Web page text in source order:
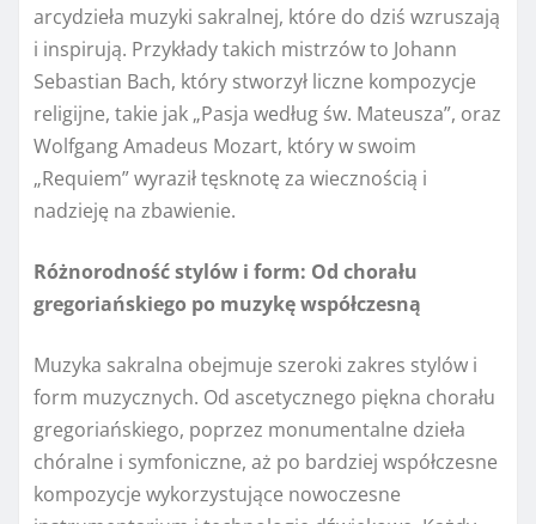
arcydzieła muzyki sakralnej, które do dziś wzruszają
i inspirują. Przykłady takich mistrzów to Johann
Sebastian Bach, który stworzył liczne kompozycje
religijne, takie jak „Pasja według św. Mateusza”, oraz
Wolfgang Amadeus Mozart, który w swoim
„Requiem” wyraził tęsknotę za wiecznością i
nadzieję na zbawienie.
Różnorodność stylów i form: Od chorału
gregoriańskiego po muzykę współczesną
Muzyka sakralna obejmuje szeroki zakres stylów i
form muzycznych. Od ascetycznego piękna chorału
gregoriańskiego, poprzez monumentalne dzieła
chóralne i symfoniczne, aż po bardziej współczesne
kompozycje wykorzystujące nowoczesne